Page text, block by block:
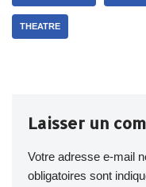
THEATRE
Laisser un
Votre adresse e-mail
obligatoires sont